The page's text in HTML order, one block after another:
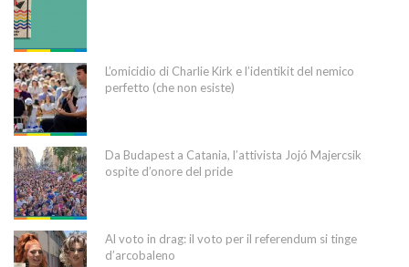
L’omicidio di Charlie Kirk e l’identikit del nemico
perfetto (che non esiste)
Da Budapest a Catania, l’attivista Jojó Majercsik
ospite d’onore del pride
Al voto in drag: il voto per il referendum si tinge
d’arcobaleno